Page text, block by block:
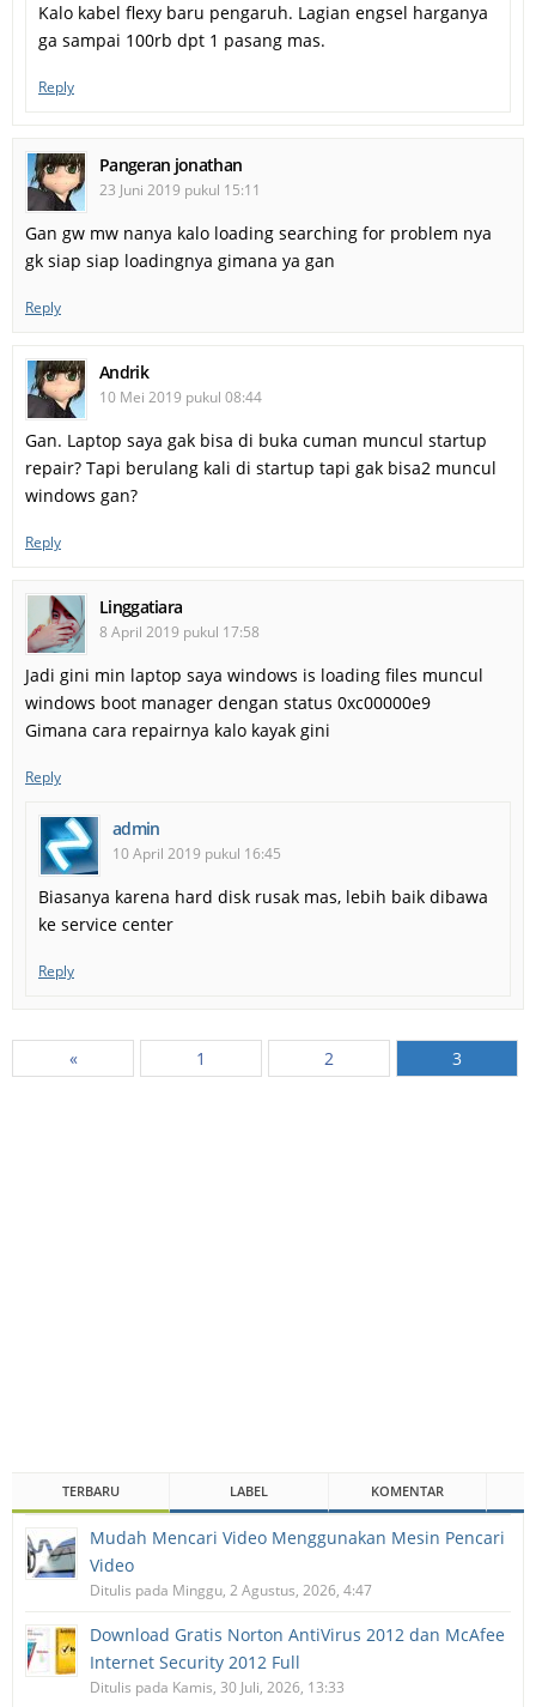
Kalo kabel flexy baru pengaruh. Lagian engsel harganya
ga sampai 100rb dpt 1 pasang mas.
Reply
Pangeran jonathan
23 Juni 2019 pukul 15:11
Gan gw mw nanya kalo loading searching for problem nya
gk siap siap loadingnya gimana ya gan
Reply
Andrik
10 Mei 2019 pukul 08:44
Gan. Laptop saya gak bisa di buka cuman muncul startup
repair? Tapi berulang kali di startup tapi gak bisa2 muncul
windows gan?
Reply
Linggatiara
8 April 2019 pukul 17:58
Jadi gini min laptop saya windows is loading files muncul
windows boot manager dengan status 0xc00000e9
Gimana cara repairnya kalo kayak gini
Reply
admin
10 April 2019 pukul 16:45
Biasanya karena hard disk rusak mas, lebih baik dibawa
ke service center
Reply
« 1 2 3
TERBARU LABEL KOMENTAR
Mudah Mencari Video Menggunakan Mesin Pencari
Video
Ditulis pada Minggu, 2 Agustus, 2026, 4:47
Download Gratis Norton AntiVirus 2012 dan McAfee
Internet Security 2012 Full
Ditulis pada Kamis, 30 Juli, 2026, 13:33